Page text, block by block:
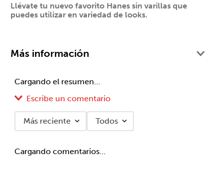
Llévate tu nuevo favorito Hanes sin varillas que
puedes utilizar en variedad de looks.
Más información
Cargando el resumen…
Escribe un comentario
Más reciente Todos
Cargando comentarios…